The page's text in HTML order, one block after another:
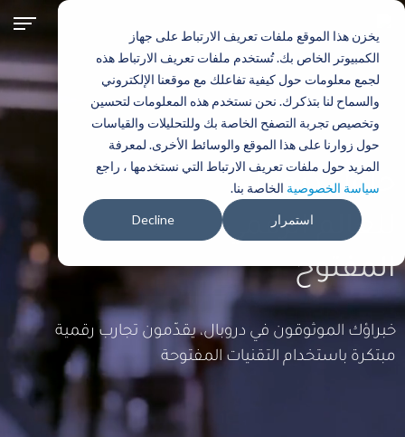
يخزن هذا الموقع ملفات تعريف الارتباط على جهاز
الكمبيوتر الخاص بك. تُستخدم ملفات تعريف الارتباط هذه
لجمع معلومات حول كيفية تفاعلك مع موقعنا الإلكتروني
والسماح لنا بتذكرك. نحن نستخدم هذه المعلومات لتحسين
وتخصيص تجربة التصفح الخاصة بك وللتحليلات والقياسات
حول زوارنا على هذا الموقع والوسائط الأخرى. لمعرفة
المزيد حول ملفات تعريف الارتباط التي نستخدمها ، راجع
سياسة الخصوصية الخاصة بنا.
استمرار Decline
إلى
المحتوى
الرئيسي
حلول دروبال
للعالم الرقمي
المفتوح
خبراؤك الموثوقون في دروبال، يقدّمون تجارب رقمية
مبتكرة باستخدام التقنيات المفتوحة